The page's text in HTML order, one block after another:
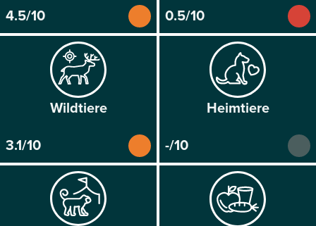
4.5/10
0.5/10
Wild­tiere
3.1/10
Heim­tiere
-/10